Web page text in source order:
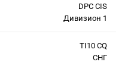
DPC CIS
Дивизион 1
TI10 CQ
СНГ